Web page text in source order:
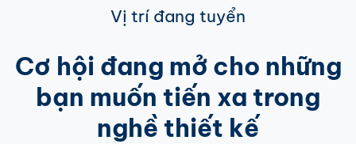
Vị trí đang tuyển
Cơ hội đang mở cho những
bạn muốn tiến xa trong
nghề thiết kế